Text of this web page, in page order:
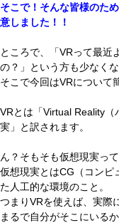
そこで！そんな皆様のた
意しました！！
ところで、「VRって最近
の？」という方も少なくな
そこで今回はVRについて
VRとは「Virtual Reality（
実」と訳されます。
ん？そもそも仮想現実っ
仮想現実とはCG（コンピ
た人工的な環境のこと。
つまりVRを使えば、実際
まるで自分がそこにいる